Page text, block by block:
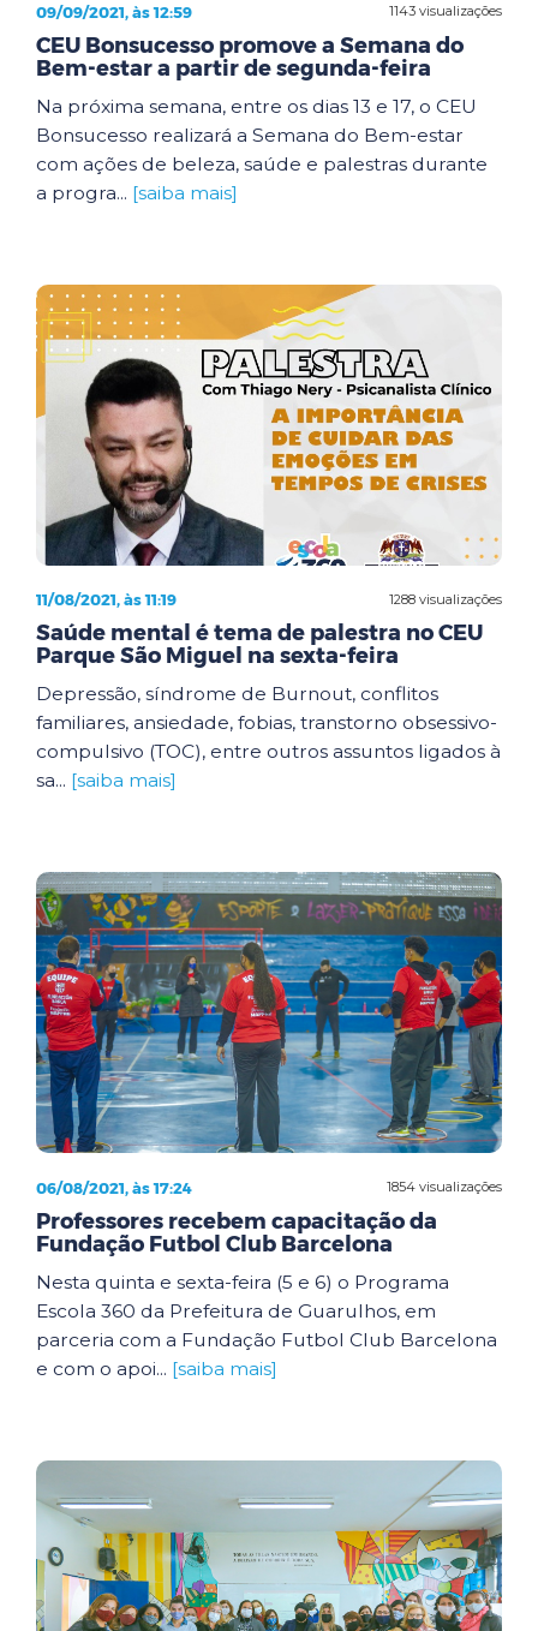
1143 visualizações
09/09/2021, às 12:59
CEU Bonsucesso promove a Semana do
Bem-estar a partir de segunda-feira
Na próxima semana, entre os dias 13 e 17, o CEU
Bonsucesso realizará a Semana do Bem-estar
com ações de beleza, saúde e palestras durante
a progra... [saiba mais]
1288 visualizações
11/08/2021, às 11:19
Saúde mental é tema de palestra no CEU
Parque São Miguel na sexta-feira
Depressão, síndrome de Burnout, conflitos
familiares, ansiedade, fobias, transtorno obsessivo-
compulsivo (TOC), entre outros assuntos ligados à
sa... [saiba mais]
1854 visualizações
06/08/2021, às 17:24
Professores recebem capacitação da
Fundação Futbol Club Barcelona
Nesta quinta e sexta-feira (5 e 6) o Programa
Escola 360 da Prefeitura de Guarulhos, em
parceria com a Fundação Futbol Club Barcelona
e com o apoi... [saiba mais]